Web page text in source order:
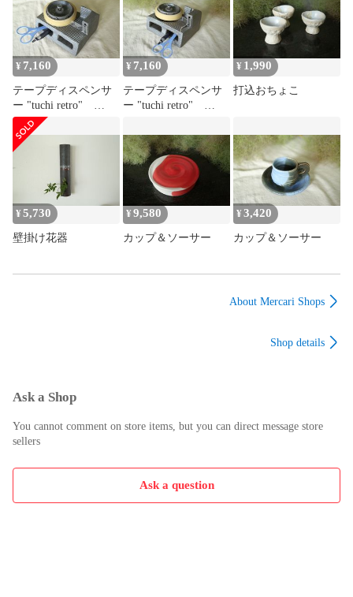
¥ 7,160
テープディスペンサ
ー "tuchi retro"
（カ）
¥ 7,160
テープディスペンサ
ー "tuchi retro"
¥ 1,990
打込おちょこ
¥5,730
壁掛け花器
¥9,580
カップ＆ソーサー
¥3,420
カップ＆ソーサー
About Mercari Shops
Shop details
Ask a Shop
You cannot comment on store items, but you can direct message store
sellers
Ask a question